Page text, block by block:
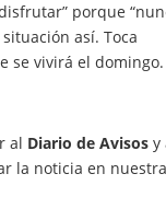
porque
así. Toca
se vivirá el domingo.
al Diario de Avisosy
la noticia en nuestra